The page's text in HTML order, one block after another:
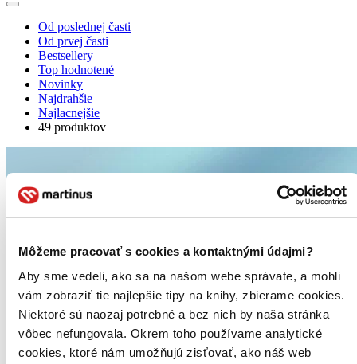
Môžeme pracovať s cookies a kontaktnými údajmi?
Aby sme vedeli, ako sa na našom webe správate, a mohli
vám zobraziť tie najlepšie tipy na knihy, zbierame cookies.
Niektoré sú naozaj potrebné a bez nich by naša stránka
vôbec nefungovala. Okrem toho používame analytické
cookies, ktoré nám umožňujú zisťovať, ako náš web
Od poslednej časti
Od prvej časti
Bestsellery
Top hodnotené
Novinky
Najdrahšie
Najlacnejšie
49 produktov